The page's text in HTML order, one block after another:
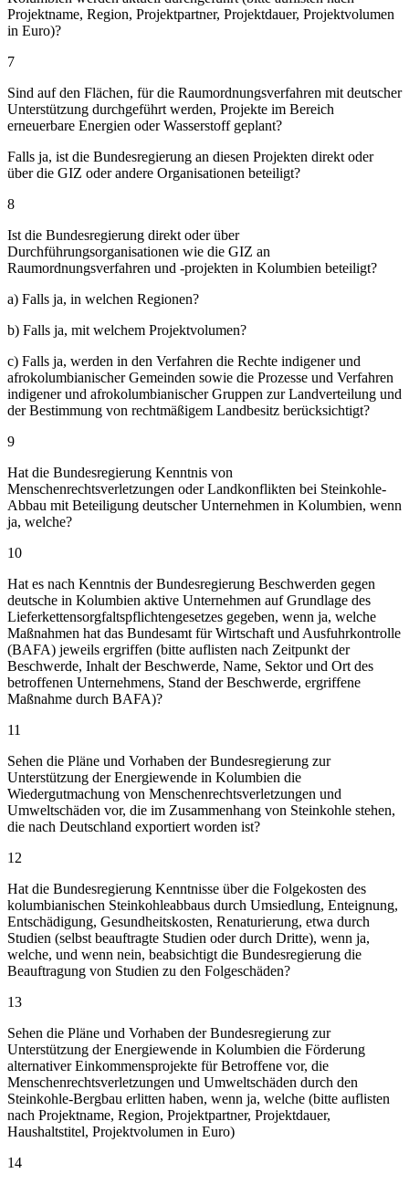
Projektname, Region, Projektpartner, Projektdauer, Projektvolumen
in Euro)?
7
Sind auf den Flächen, für die Raumordnungsverfahren mit deutscher
Unterstützung durchgeführt werden, Projekte im Bereich
erneuerbare Energien oder Wasserstoff geplant?
Falls ja, ist die Bundesregierung an diesen Projekten direkt oder
über die GIZ oder andere Organisationen beteiligt?
8
Ist die Bundesregierung direkt oder über
Durchführungsorganisationen wie die GIZ an
Raumordnungsverfahren und -projekten in Kolumbien beteiligt?
a) Falls ja, in welchen Regionen?
b) Falls ja, mit welchem Projektvolumen?
c) Falls ja, werden in den Verfahren die Rechte indigener und
afrokolumbianischer Gemeinden sowie die Prozesse und Verfahren
indigener und afrokolumbianischer Gruppen zur Landverteilung und
der Bestimmung von rechtmäßigem Landbesitz berücksichtigt?
9
Hat die Bundesregierung Kenntnis von
Menschenrechtsverletzungen oder Landkonflikten bei Steinkohle-
Abbau mit Beteiligung deutscher Unternehmen in Kolumbien, wenn
ja, welche?
10
Hat es nach Kenntnis der Bundesregierung Beschwerden gegen
deutsche in Kolumbien aktive Unternehmen auf Grundlage des
Lieferkettensorgfaltspflichtengesetzes gegeben, wenn ja, welche
Maßnahmen hat das Bundesamt für Wirtschaft und Ausfuhrkontrolle
(BAFA) jeweils ergriffen (bitte auflisten nach Zeitpunkt der
Beschwerde, Inhalt der Beschwerde, Name, Sektor und Ort des
betroffenen Unternehmens, Stand der Beschwerde, ergriffene
Maßnahme durch BAFA)?
11
Sehen die Pläne und Vorhaben der Bundesregierung zur
Unterstützung der Energiewende in Kolumbien die
Wiedergutmachung von Menschenrechtsverletzungen und
Umweltschäden vor, die im Zusammenhang von Steinkohle stehen,
die nach Deutschland exportiert worden ist?
12
Hat die Bundesregierung Kenntnisse über die Folgekosten des
kolumbianischen Steinkohleabbaus durch Umsiedlung, Enteignung,
Entschädigung, Gesundheitskosten, Renaturierung, etwa durch
Studien (selbst beauftragte Studien oder durch Dritte), wenn ja,
welche, und wenn nein, beabsichtigt die Bundesregierung die
Beauftragung von Studien zu den Folgeschäden?
13
Sehen die Pläne und Vorhaben der Bundesregierung zur
Unterstützung der Energiewende in Kolumbien die Förderung
alternativer Einkommensprojekte für Betroffene vor, die
Menschenrechtsverletzungen und Umweltschäden durch den
Steinkohle-Bergbau erlitten haben, wenn ja, welche (bitte auflisten
nach Projektname, Region, Projektpartner, Projektdauer,
Haushaltstitel, Projektvolumen in Euro)
14